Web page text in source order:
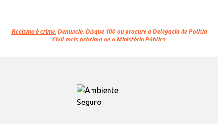
Racismo é crime. Denuncie. Disque 100 ou procure a Delegacia de Polícia
Civil mais próxima ou o Ministério Público.